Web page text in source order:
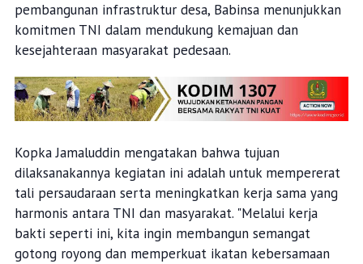
pembangunan infrastruktur desa, Babinsa menunjukkan
komitmen TNI dalam mendukung kemajuan dan
kesejahteraan masyarakat pedesaan.
Kopka Jamaluddin mengatakan bahwa tujuan
dilaksanakannya kegiatan ini adalah untuk mempererat
tali persaudaraan serta meningkatkan kerja sama yang
harmonis antara TNI dan masyarakat. "Melalui kerja
bakti seperti ini, kita ingin membangun semangat
gotong royong dan memperkuat ikatan kebersamaan